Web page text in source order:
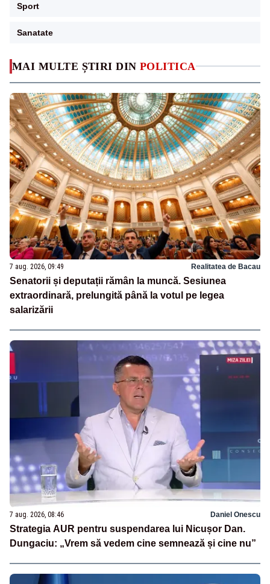
MAI MULTE ȘTIRI DIN POLITICA
7 aug. 2026, 09:49 Realitatea de Bacau
Senatorii și deputații rămân la muncă. Sesiunea
extraordinară, prelungită până la votul pe legea
salarizării
7 aug. 2026, 08:46 Daniel Onescu
Strategia AUR pentru suspendarea lui Nicușor Dan.
Dungaciu: „Vrem să vedem cine semnează și cine nu”
Sport
Sanatate